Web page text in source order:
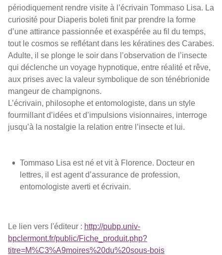
périodiquement rendre visite à l’écrivain Tommaso Lisa. La
curiosité pour Diaperis boleti finit par prendre la forme
d’une attirance passionnée et exaspérée au fil du temps,
tout le cosmos se reflétant dans les kératines des Carabes.
Adulte, il se plonge le soir dans l’observation de l’insecte
qui déclenche un voyage hypnotique, entre réalité et rêve,
aux prises avec la valeur symbolique de son ténébrionide
mangeur de champignons.
L’écrivain, philosophe et entomologiste, dans un style
fourmillant d’idées et d’impulsions visionnaires, interroge
jusqu’à la nostalgie la relation entre l’insecte et lui.
Tommaso Lisa est né et vit à Florence. Docteur en
lettres, il est agent d’assurance de profession,
entomologiste averti et écrivain.
Le lien vers l'éditeur : http://pubp.univ-
bpclermont.fr/public/Fiche_produit.php?
titre=M%C3%A9moires%20du%20sous-bois